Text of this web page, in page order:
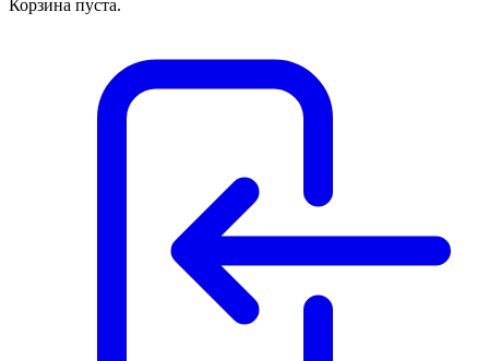
Корзина пуста.